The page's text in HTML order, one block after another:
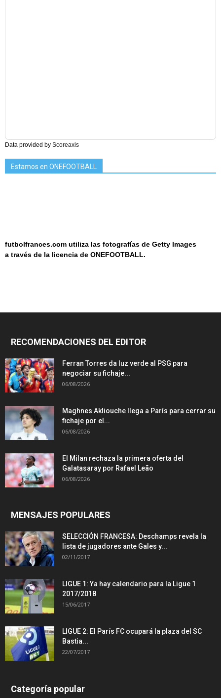
Data provided by Scoreaxis
Estamos en ONEFOOTBALL
futbolfrances.com utiliza las fotografías de Getty Images
a través de la licencia de ONEFOOTBALL.
RECOMENDACIONES DEL EDITOR
Ferran Torres da luz verde al PSG para
negociar su fichaje...
06/08/2026
Maghnes Akliouche llega a París para cerrar su
fichaje por el...
06/08/2026
El Milan rechaza la primera oferta del
Galatasaray por Rafael Leão
06/08/2026
MENSAJES POPULARES
SELECCIÓN FRANCESA: Deschamps revela la
lista de jugadores ante Gales y...
02/11/2017
LIGUE 1: Ya hay calendario para la Ligue 1
2017/2018
15/06/2017
LIGUE 2: El París FC ocupará la plaza del SC
Bastia...
22/07/2017
Categoría popular